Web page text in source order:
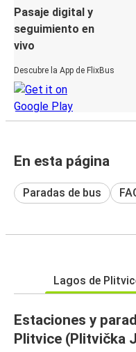
Pasaje digital y
seguimiento en
vivo
Descubre la App de FlixBus
En esta página
Paradas de bus
Lagos de
Estaciones y
Plitvice (Plitvička